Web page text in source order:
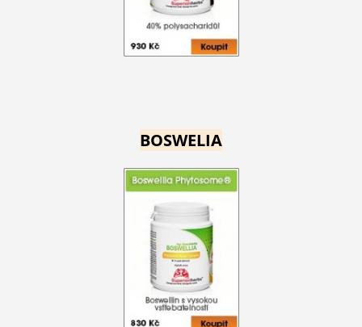
BOSWELIA